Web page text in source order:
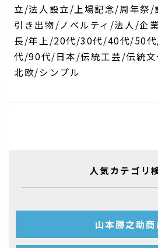
立/法人設立/上場記念/周年祭/
引き出物/ノベルティ/法人/企
長/年上/20代/30代/40代/50
代/90代/日本/伝統工芸/伝統
北欧/シンプル
人気カテゴリ
山本勝之助商